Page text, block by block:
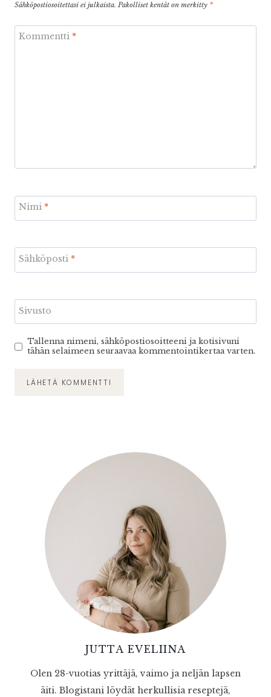
Sähköpostiosoitettasi ei julkaista. Pakolliset kentät on merkitty *
Kommentti *
Nimi *
Sähköposti *
Sivusto
Tallenna nimeni, sähköpostiosoitteeni ja kotisivuni
tähän selaimeen seuraavaa kommentointikertaa varten.
JUTTA EVELIINA
Olen 28-vuotias yrittäjä, vaimo ja neljän lapsen
äiti. Blogistani löydät herkullisia reseptejä,